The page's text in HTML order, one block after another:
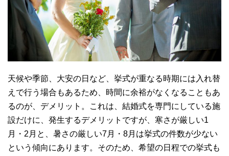
天候や季節、大安の日など、挙式が重なる時期には入れ替
えで行う場合もあるため、時間に余裕がなくなることもあ
るのが、デメリット。これは、結婚式を専門にしている施
設だけに、発生するデメリットですが、寒さが厳しい1
月・2月と、暑さの厳しい7月・8月は挙式の件数が少ない
という傾向にあります。そのため、希望の日程での挙式も